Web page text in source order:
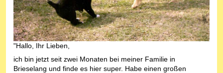
"Hallo, Ihr Lieben,
ich bin jetzt seit zwei Monaten bei meiner Familie in
Brieselang und finde es hier super. Habe einen großen